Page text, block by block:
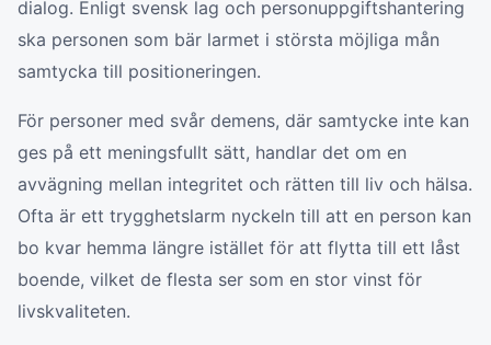
dialog. Enligt svensk lag och personuppgiftshantering
ska personen som bär larmet i största möjliga mån
samtycka till positioneringen.
För personer med svår demens, där samtycke inte kan
ges på ett meningsfullt sätt, handlar det om en
avvägning mellan integritet och rätten till liv och hälsa.
Ofta är ett trygghetslarm nyckeln till att en person kan
bo kvar hemma längre istället för att flytta till ett låst
boende, vilket de flesta ser som en stor vinst för
livskvaliteten.